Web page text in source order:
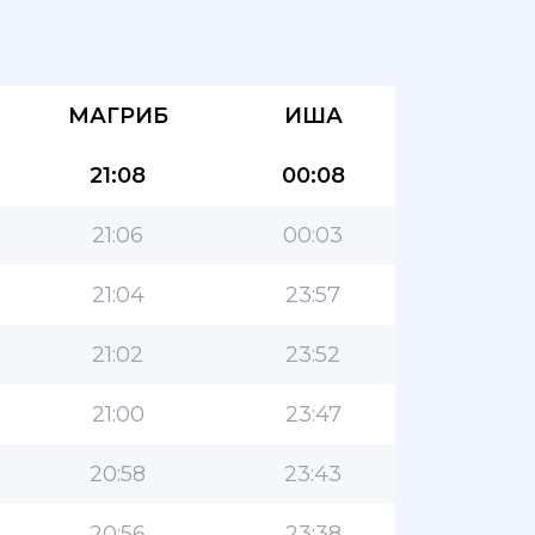
МАГРИБ ИША
21:08 00:08
21:06 00:03
21:04 23:57
21:02 23:52
21:00 23:47
20:58 23:43